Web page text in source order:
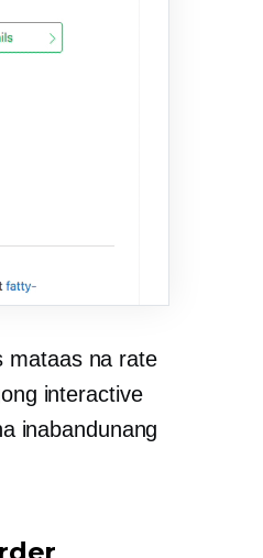
mataas na rate
interactive
inabandunang